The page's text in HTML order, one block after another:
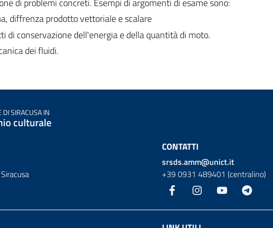
diffrenza prodotto vettoriale e scalare
di conservazione dell'energia e della quantità di moto.
dei fluidi.
DI SIRACUSA IN
culturale
CONTATTI
srsds.amm@unict.it
+39 0931 489401 (centralino)
Facebook InstagramYouTube